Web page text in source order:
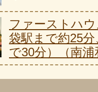
ファーストハ
袋駅まで約25
で30分）（南